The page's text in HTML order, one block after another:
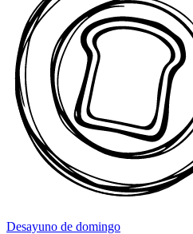
Desayuno de domingo